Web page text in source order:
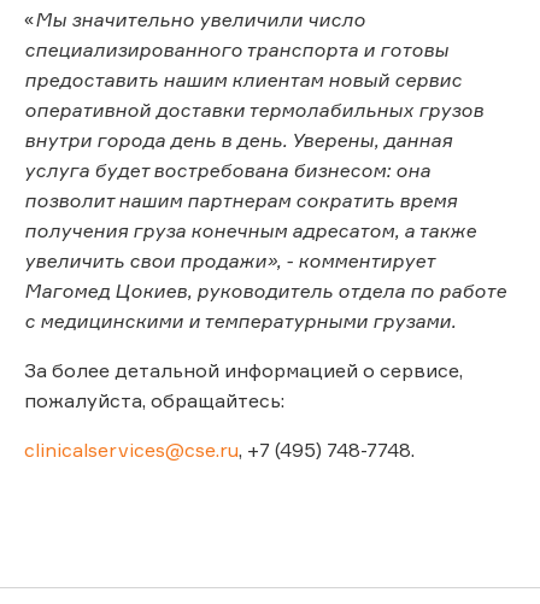
«Мы значительно увеличили число
специализированного транспорта и готовы
предоставить нашим клиентам новый сервис
оперативной доставки термолабильных грузов
внутри города день в день. Уверены, данная
услуга будет востребована бизнесом: она
позволит нашим партнерам сократить время
получения груза конечным адресатом, а также
увеличить свои продажи», - комментирует
Магомед Цокиев, руководитель отдела по работе
с медицинскими и температурными грузами.
За более детальной информацией о сервисе,
пожалуйста, обращайтесь:
clinicalservices@cse.ru, +7 (495) 748-7748.